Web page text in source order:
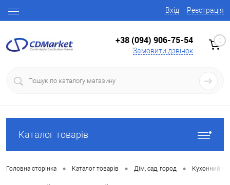
Вхід Реєстрація
+38 (094) 906-75-54
Замовити дзвінок
0
Каталог товарів
Головна сторінка • Каталог товарів • Дім, сад, город • Кухонний